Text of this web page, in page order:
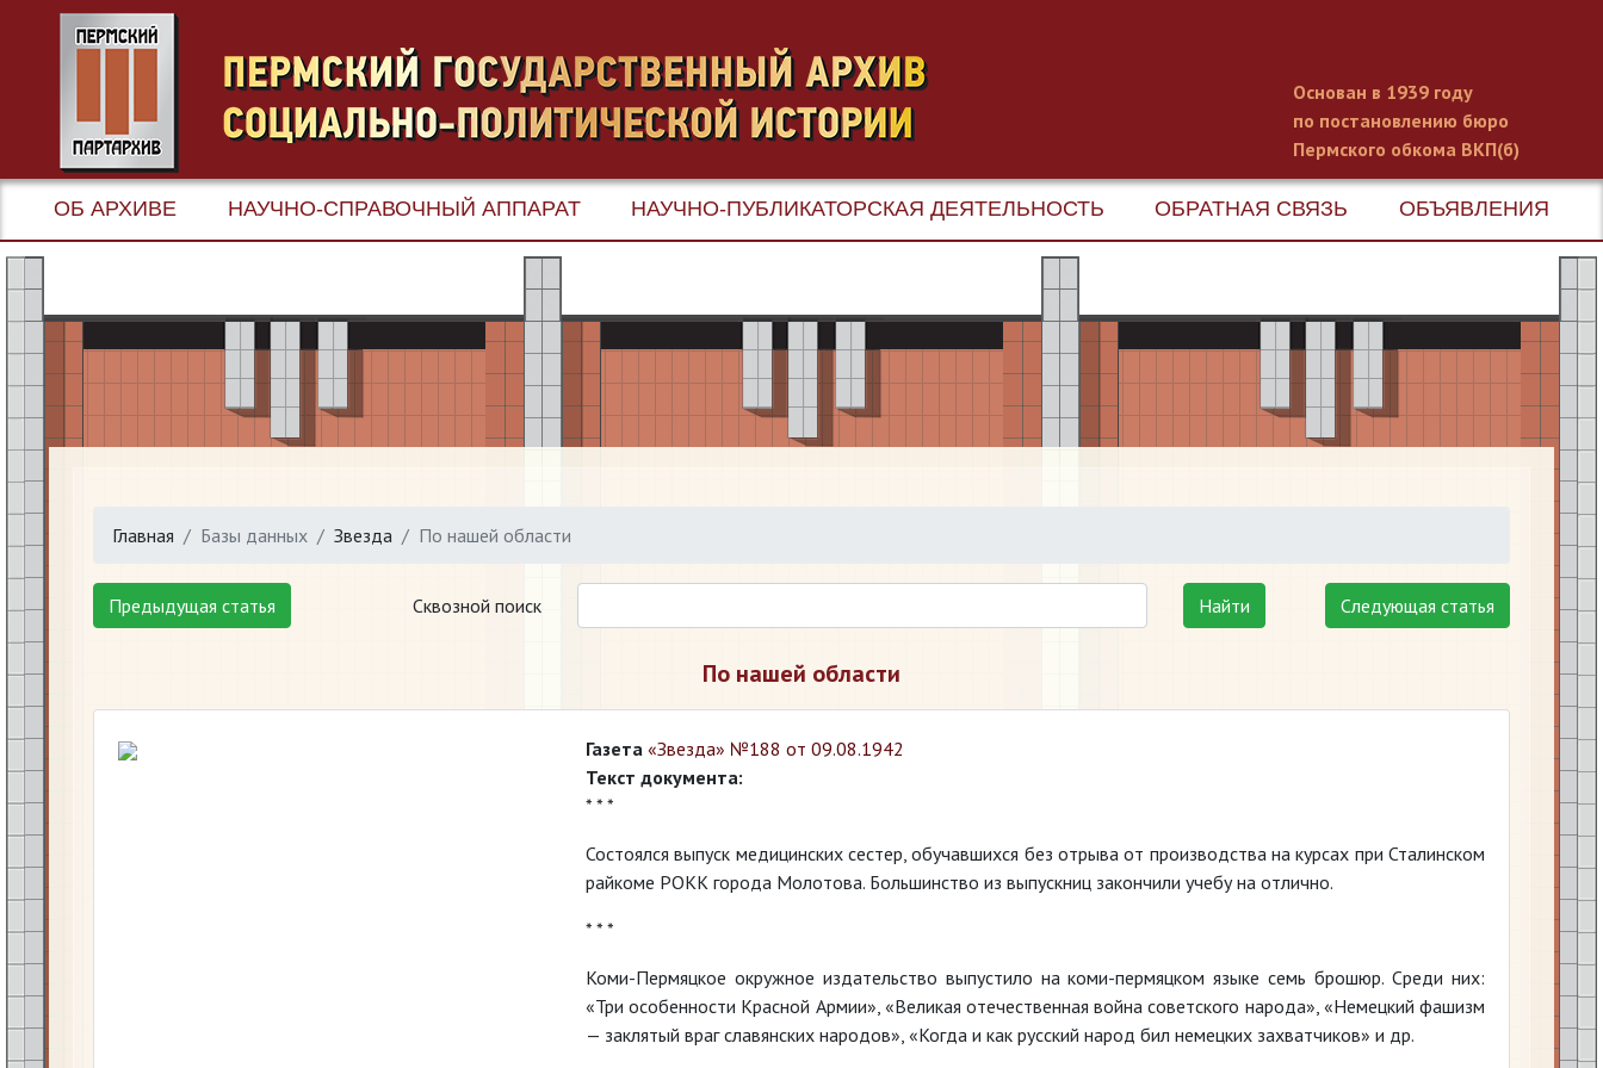
Основан в 1939 году
по постановлению бюро
Пермского обкома ВКП(б)
ОБ АРХИВЕ НАУЧНО-СПРАВОЧНЫЙ АППАРАТ НАУЧНО-ПУБЛИКАТОРСКАЯ ДЕЯТЕЛЬНОСТЬ ОБРАТНАЯ СВЯЗЬ ОБЪЯВЛЕНИЯ
Главная Базы данных Звезда По нашей области
Предыдущая статья Сквозной поиск Найти Следующая статья
По нашей области
Газета «Звезда» №188 от 09.08.1942
Текст документа:
* * *
Состоялся выпуск медицинских сестер, обучавшихся без отрыва от производства на курсах при Сталинском
райкоме РОКК города Молотова. Большинство из выпускниц закончили учебу на отлично.
* * *
Коми-Пермяцкое окружное издательство выпустило на коми-пермяцком языке семь брошюр. Среди них:
«Три особенности Красной Армии», «Великая отечественная война советского народа», «Немецкий фашизм
— заклятый враг славянских народов», «Когда и как русский народ бил немецких захватчиков» и др.